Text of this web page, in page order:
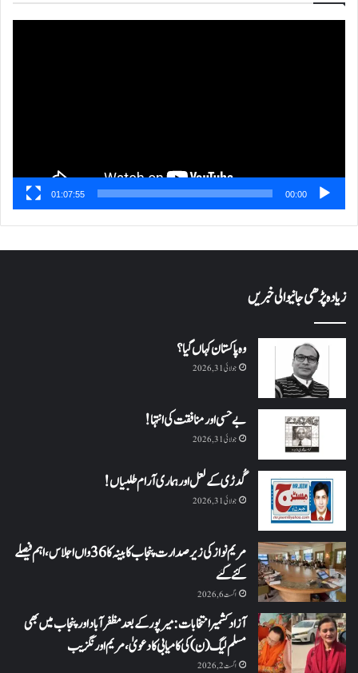
00:00
01:07:55
زیادہ پڑھی جانیوالی خبریں
وہ پاکستان کہاں گیا؟
جولائی 31, 2026
بے حسی اور منافقت کی انتہا !
جولائی 31, 2026
گُدڑی کے لعل اور ہماری آرام طلبیاں!
جولائی 31, 2026
مریم نواز کی زیر صدارت پنجاب کابینہ کا 36واں اجلاس،اہم فیصلے
کئے گئے
اگست 6, 2026
آزاد کشمیر انتخابات: میرپور کے بعد مظفرآباد اور پنجاب میں بھی
مسلم لیگ (ن) کی کامیابی کا دعویٰ، مریم اورنگزیب
اگست 2, 2026